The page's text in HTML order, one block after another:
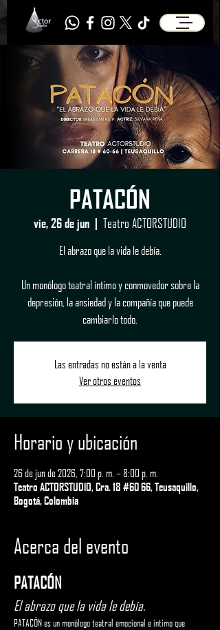
PATACÓN
vie, 26 de jun
  |
Teatro ACTORSTUDIO
El abrazo que la vida le debía.
Un monólogo teatral íntimo y conmovedor sobre la
depresión, la ansiedad y la compañía que puede
cambiarlo todo.
Las entradas no están a la venta
Ver otros eventos
Horario y ubicación
26 de jun de 2026, 7:00 p. m. – 8:00 p. m.
Teatro ACTORSTUDIO, Cra. 18 #60 66, Teusaquillo,
Bogotá, Colombia
Acerca del evento
PATACÓN
El abrazo que la vida le debía.
PATACÓN es un monólogo teatral emocional e íntimo que